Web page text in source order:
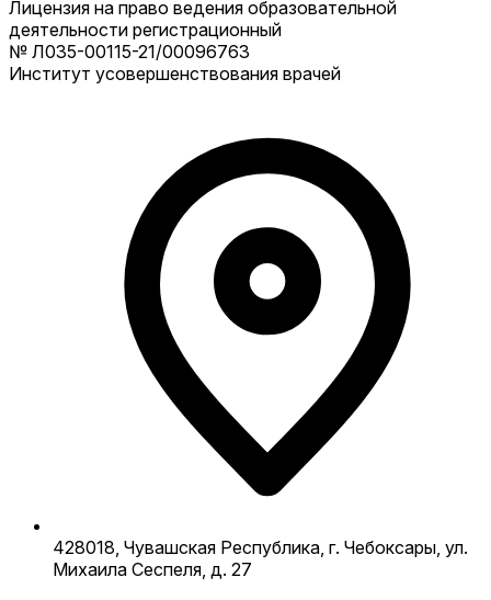
Лицензия на право ведения образовательной
деятельности регистрационный
№ Л035-00115-21/00096763
Институт усовершенствования врачей
428018, Чувашская Республика, г. Чебоксары, ул.
Михаила Сеспеля, д. 27